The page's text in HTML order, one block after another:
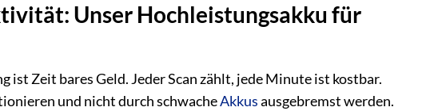
Unser Hochleistungsakku für
Zeit bares Geld. Jeder Scan zählt, jede Minute ist kostbar.
und nicht durch schwacheAkkusausgebremst werden.